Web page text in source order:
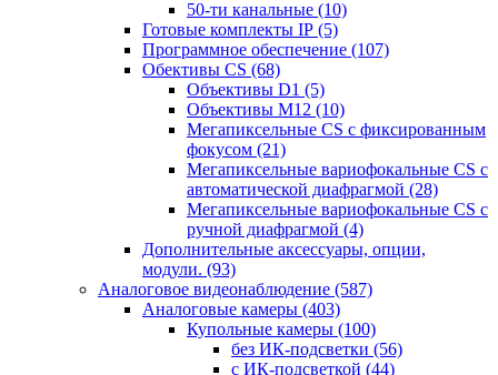
50-ти канальные (10)
Готовые комплекты IP (5)
Программное обеспечение (107)
Обективы CS (68)
Объективы D1 (5)
Объективы M12 (10)
Мегапиксельные CS c фиксированным
фокусом (21)
Мегапиксельные вариофокальные CS c
автоматической диафрагмой (28)
Мегапиксельные вариофокальные CS c
ручной диафрагмой (4)
Дополнительные аксессуары, опции,
модули. (93)
Аналоговое видеонаблюдение (587)
Аналоговые камеры (403)
Купольные камеры (100)
без ИК-подсветки (56)
с ИК-подсветкой (44)